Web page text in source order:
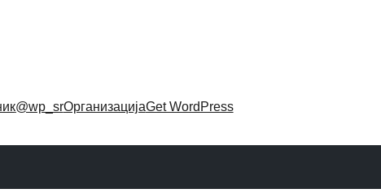
@wp_srОрганизацијаGet WordPress